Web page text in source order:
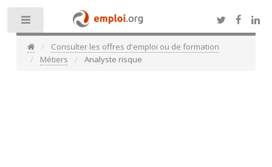
Consulter les offres d'emploi ou de formation
Métiers
Analyste risque
Toggle